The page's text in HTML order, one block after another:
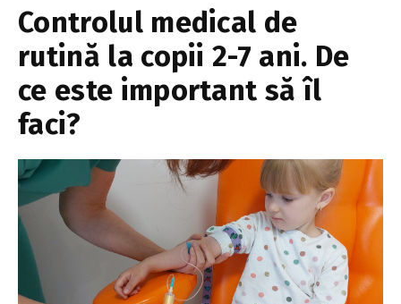
Controlul medical de
rutină la copii 2-7 ani. De
ce este important să îl
faci?